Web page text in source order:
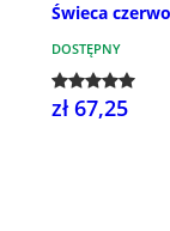
Świeca
DOSTĘPNY
zł 67,25